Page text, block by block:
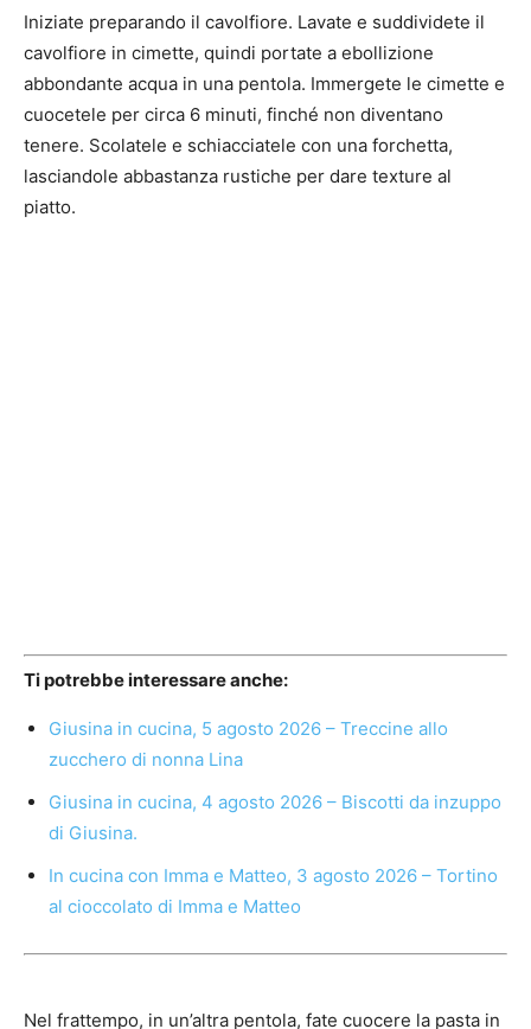
Iniziate preparando il cavolfiore. Lavate e suddividete il
cavolfiore in cimette, quindi portate a ebollizione
abbondante acqua in una pentola. Immergete le cimette e
cuocetele per circa 6 minuti, finché non diventano
tenere. Scolatele e schiacciatele con una forchetta,
lasciandole abbastanza rustiche per dare texture al
piatto.
Ti potrebbe interessare anche:
Giusina in cucina, 5 agosto 2026 – Treccine allo
zucchero di nonna Lina
Giusina in cucina, 4 agosto 2026 – Biscotti da inzuppo
di Giusina.
In cucina con Imma e Matteo, 3 agosto 2026 – Tortino
al cioccolato di Imma e Matteo
Nel frattempo, in un’altra pentola, fate cuocere la pasta in